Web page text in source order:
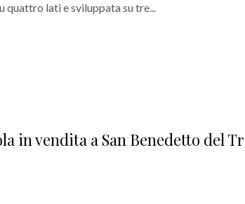
quattro lati e sviluppata su tre...
in vendita a San Benedetto del